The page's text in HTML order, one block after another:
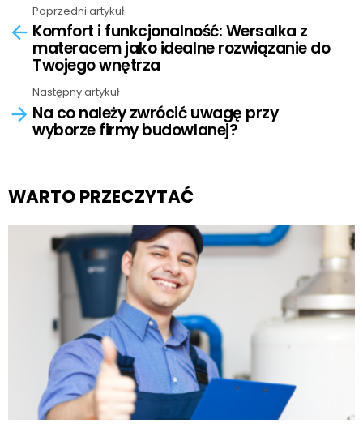
more
Poprzedni artykuł
Komfort i funkcjonalność: Wersalka z
materacem jako idealne rozwiązanie do
Twojego wnętrza
Następny artykuł
Na co należy zwrócić uwagę przy
wyborze firmy budowlanej?
WARTO PRZECZYTAĆ